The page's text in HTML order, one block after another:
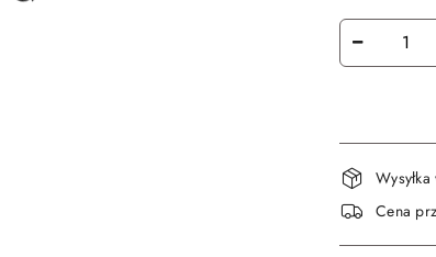
Ilość
i
Cena